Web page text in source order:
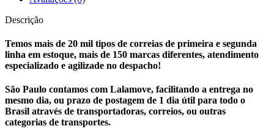
Descrição
Temos mais de 20 mil tipos de correias de primeira e segunda
linha em estoque, mais de 150 marcas diferentes, atendimento
especializado e agilizade no despacho!
São Paulo contamos com Lalamove, facilitando a entrega no
mesmo dia, ou prazo de postagem de 1 dia útil para todo o
Brasil através de transportadoras, correios, ou outras
categorias de transportes.